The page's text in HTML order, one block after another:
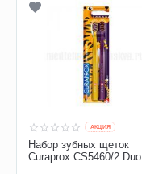
AКЦИЯ
Набор зубных щеток
Curaprox CS5460/2 Duo